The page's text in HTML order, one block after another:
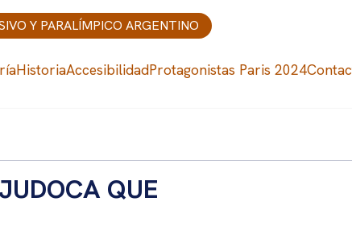
Y PARALÍMPICO ARGENTINO
HistoriaAccesibilidadProtagonistas Paris 2024
QUE